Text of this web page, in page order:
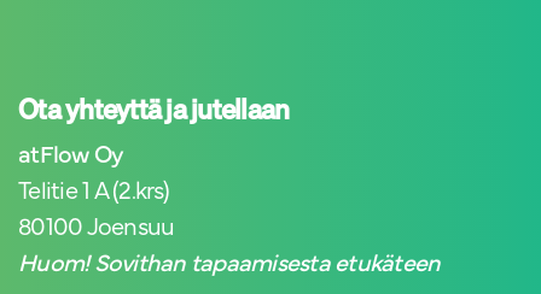
Ota yhteyttä ja jutellaan
atFlow Oy
Telitie 1 A (2.krs)
80100 Joensuu
Huom! Sovithan tapaamisesta etukäteen